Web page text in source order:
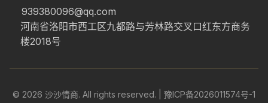
939380096@qq.com
河南省洛阳市西工区九都路与芳林路交叉口红东方商务
楼2018号
© 2026 沙沙情商. All rights reserved. | 豫ICP备2026011574号-1